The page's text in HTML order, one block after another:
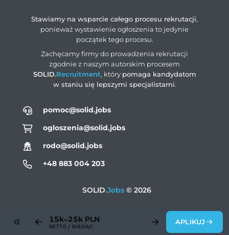
15k–25k PLN
NETTO / MIESIĄC
APLIKUJ
pomoc@solid.jobs
ogloszenia@solid.jobs
rodo@solid.jobs
+48 883 004 203
SOLID.Jobs© 2026
Stawiamy na wsparcie całego procesu rekrutacji,
ponieważ wystawienie ogłoszenia to jedynie
początek tego procesu.
Zachęcamy firmy do prowadzenia rekrutacji
zgodnie z naszym autorskim procesem
SOLID.Recruitment, który pomaga kandydatom
w staniu się lepszymi specjalistami.